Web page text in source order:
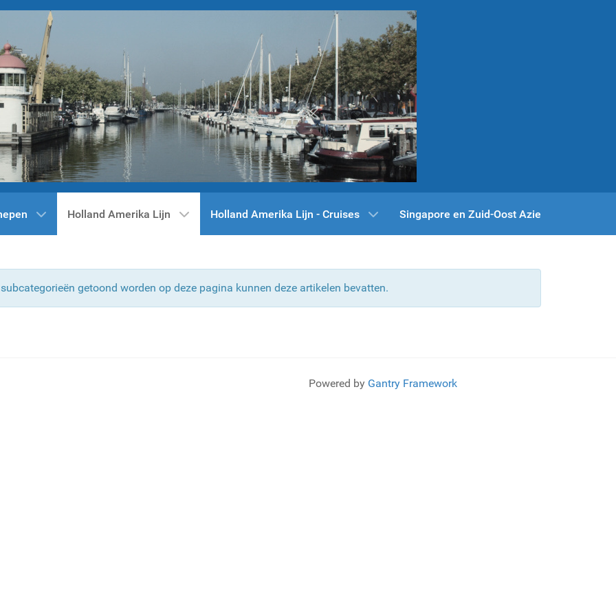
Holland Amerika Lijn Holland Amerika Lijn - Cruises Singapore en Zuid-Oost Azie
getoond worden op deze pagina kunnen deze artikelen bevatten.
Powered by Gantry Framework